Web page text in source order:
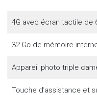
4G avec écran tactile de
32 Go de mémoire
Appareil photo triple
Touche d’assistance et